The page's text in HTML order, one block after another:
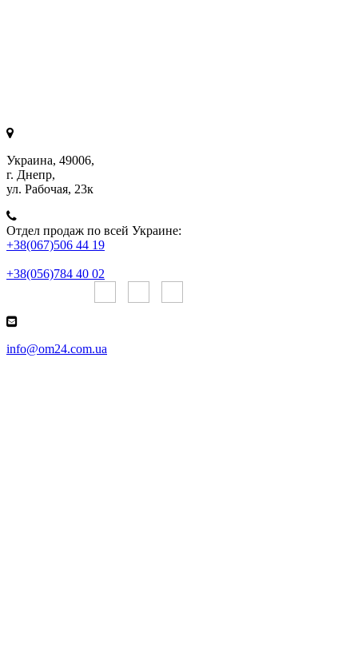
Украина, 49006,
г. Днепр,
ул. Рабочая, 23к
Отдел продаж по всей Украине:
+38(067)506 44 19
+38(056)784 40 02
info@om24.com.ua